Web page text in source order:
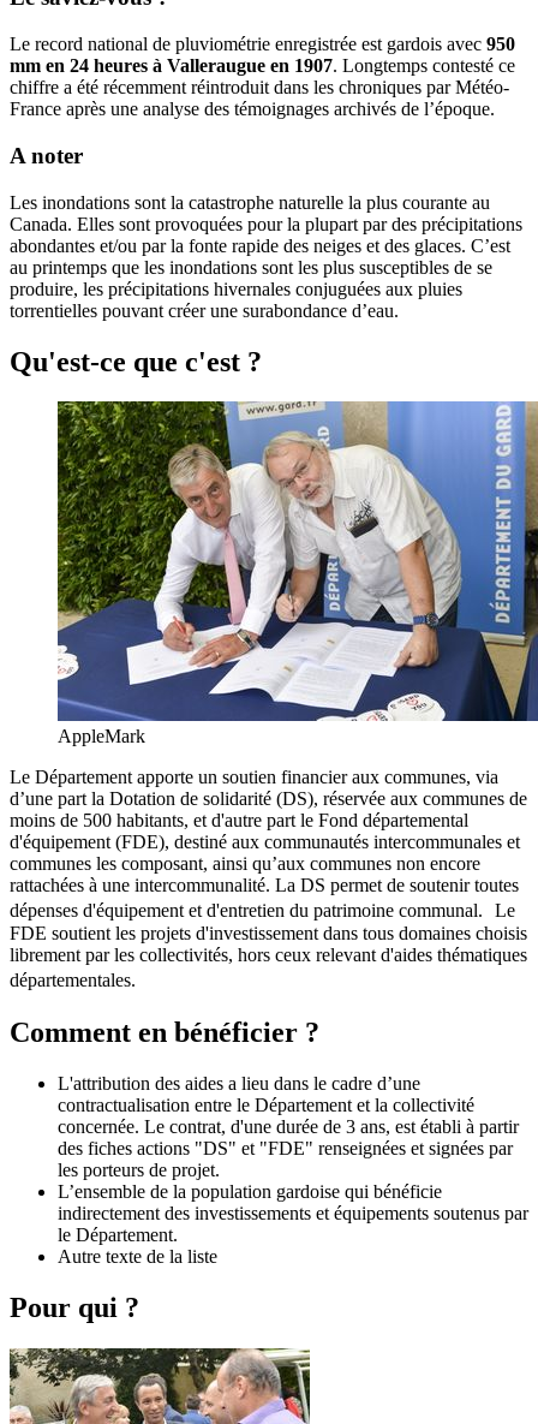
Le record national de pluviométrie enregistrée est gardois avec 950
mm en 24 heures à Valleraugue en 1907. Longtemps contesté ce
chiffre a été récemment réintroduit dans les chroniques par Météo-
France après une analyse des témoignages archivés de l’époque.
A noter
Les inondations sont la catastrophe naturelle la plus courante au
Canada. Elles sont provoquées pour la plupart par des précipitations
abondantes et/ou par la fonte rapide des neiges et des glaces. C’est
au printemps que les inondations sont les plus susceptibles de se
produire, les précipitations hivernales conjuguées aux pluies
torrentielles pouvant créer une surabondance d’eau.
Qu'est-ce que c'est ?
AppleMark
Le Département apporte un soutien financier aux communes, via
d’une part la Dotation de solidarité (DS), réservée aux communes de
moins de 500 habitants, et d'autre part le Fond départemental
d'équipement (FDE), destiné aux communautés intercommunales et
communes les composant, ainsi qu’aux communes non encore
rattachées à une intercommunalité. La DS permet de soutenir toutes
dépenses d'équipement et d'entretien du patrimoine communal. Le
FDE soutient les projets d'investissement dans tous domaines choisis
librement par les collectivités, hors ceux relevant d'aides thématiques
départementales.
Comment en bénéficier ?
L'attribution des aides a lieu dans le cadre d’une
contractualisation entre le Département et la collectivité
concernée. Le contrat, d'une durée de 3 ans, est établi à partir
des fiches actions "DS" et "FDE" renseignées et signées par
les porteurs de projet.
L’ensemble de la population gardoise qui bénéficie
indirectement des investissements et équipements soutenus par
le Département.
Autre texte de la liste
Pour qui ?